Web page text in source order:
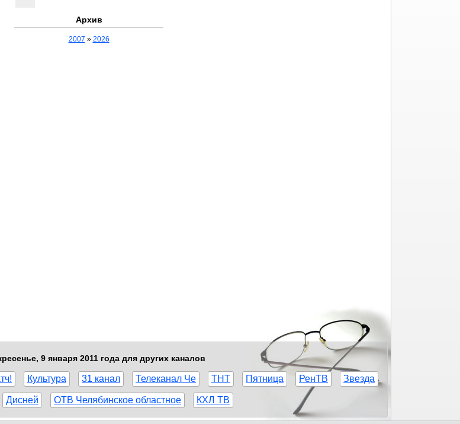
Архив
2007 » 2026
9 января 2011 года для других каналов
Культура 31 канал Телеканал Че ТНТ Пятница РенТВ Звезда
Дисней ОТВ Челябинское областное КХЛ ТВ